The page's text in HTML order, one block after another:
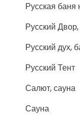
Русская баня
Русский
Русский дух,
Русский Тент
Салют, сауна
Сауна